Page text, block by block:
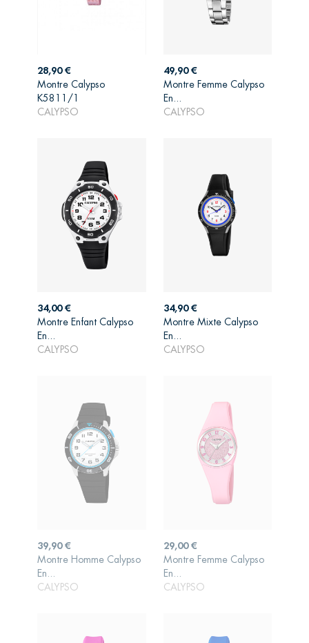
Prix
28,90 €
Montre Calypso
K5811/1
CALYPSO
AJOUTER AU
Prix
49,90 €
Montre Femme Calypso
En...
CALYPSO
AJOUTER AU
Prix
34,00 €
Montre Enfant Calypso
En...
CALYPSO
AJOUTER AU
Prix
34,90 €
Montre Mixte Calypso
En...
CALYPSO
AJOUTER AU
Prix
39,90 €
Montre Homme Calypso
En...
CALYPSO
AJOUTER AU
Prix
29,00 €
Montre Femme Calypso
En...
CALYPSO
AJOUTER AU